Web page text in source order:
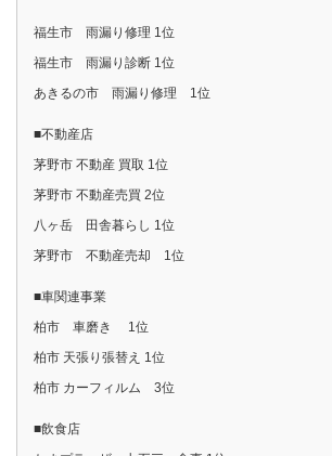
福生市 雨漏り修理 1位
福生市 雨漏り診断 1位
あきるの市 雨漏り修理 1位
■不動産店
茅野市 不動産 買取 1位
茅野市 不動産売買 2位
八ヶ岳 田舎暮らし 1位
茅野市 不動産売却 1位
■車関連事業
柏市 車磨き 1位
柏市 天張り張替え 1位
柏市 カーフィルム 3位
■飲食店